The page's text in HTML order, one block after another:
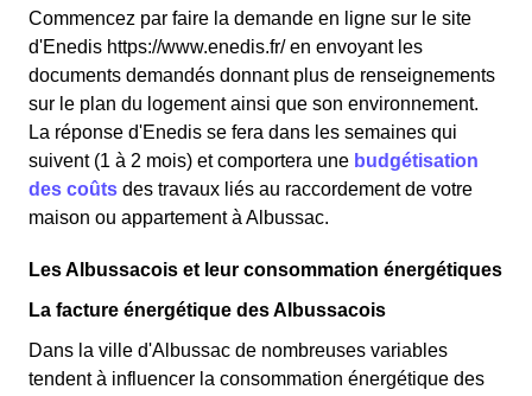
Commencez par faire la demande en ligne sur le site
d'Enedis https://www.enedis.fr/ en envoyant les
documents demandés donnant plus de renseignements
sur le plan du logement ainsi que son environnement.
La réponse d'Enedis se fera dans les semaines qui
suivent (1 à 2 mois) et comportera une budgétisation
des coûts des travaux liés au raccordement de votre
maison ou appartement à Albussac.
Les Albussacois et leur consommation énergétiques
La facture énergétique des Albussacois
Dans la ville d'Albussac de nombreuses variables
tendent à influencer la consommation énergétique des